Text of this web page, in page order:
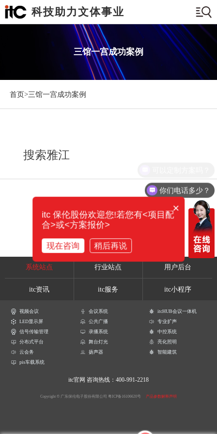
科技助力文体事业
三馆一宫成功案例
首页>三馆一宫成功案例
搜索雅江
系统站点 行业站点 用户后台
itc资讯 itc服务 itc小程序
视频会议 会议系统
itcHUB会议一体机
LED显示屏
公共广播
专业扩声
信号传输管理
录播系统
中控系统
分布式平台
舞台灯光
亮化照明
云会务
扬声器
智能建筑
pis车载系统
itc官网 咨询热线：400-991-2218
Copyright © 广东保伦电子股份有限公司 粤ICP备16106620号 产品参数解释声明
你们电话多少？
×
itc 保伦股份欢迎您!若您有<项目配
合>或<方案报价>
现在咨询 稍后再说